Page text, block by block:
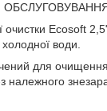
очистки Ecosoft
води.
для очищення
належного